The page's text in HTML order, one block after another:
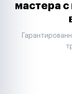
Автодилеры
Строительные
Аренда спецтехники
мастера